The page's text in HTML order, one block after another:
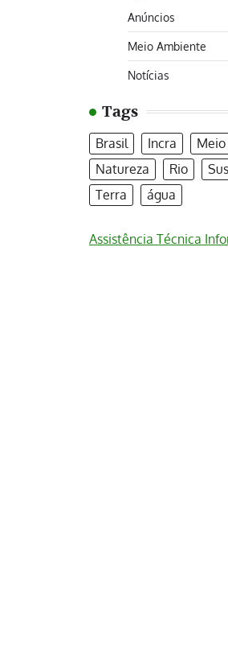
Anúncios
Meio Ambiente
Notícias
Tags
Brasil Incra
Natureza
Rio
Terra
água
Assistência Técnica